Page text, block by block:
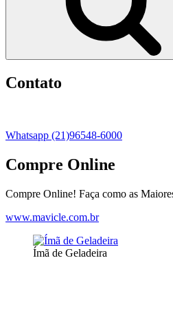
Contato
Whatsapp (21)96548-6000
Compre Online
Compre Online! Faça como as
www.mavicle.com.br
Ímã de Geladeira